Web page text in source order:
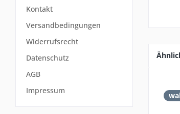
Kontakt
Versandbedingungen
Widerrufsrecht
Datenschutz
AGB
Impressum